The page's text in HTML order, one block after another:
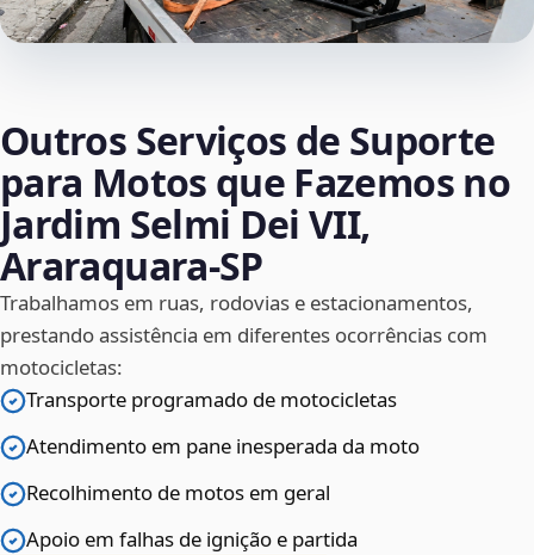
Outros Serviços de Suporte
para Motos que Fazemos no
Jardim Selmi Dei VII,
Araraquara‑SP
Trabalhamos em ruas, rodovias e estacionamentos,
prestando assistência em diferentes ocorrências com
motocicletas:
Transporte programado de motocicletas
Atendimento em pane inesperada da moto
Recolhimento de motos em geral
Apoio em falhas de ignição e partida